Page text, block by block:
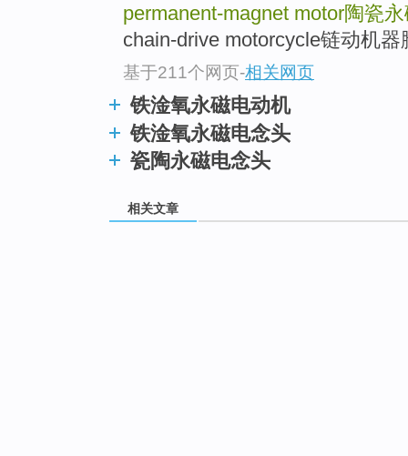
permanent-magnet motor陶瓷
chain-drive motorcycle链动机器
基于211个网页-相关网页
铁淦氧永磁电动机
铁淦氧永磁电念头
瓷陶永磁电念头
相关文章